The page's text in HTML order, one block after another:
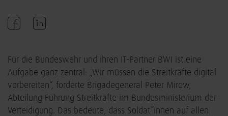
Für die Bundeswehr und ihren IT-Partner BWI ist eine
Aufgabe ganz zentral: „Wir müssen die Streitkräfte digital
vorbereiten“, forderte Brigadegeneral Peter Mirow,
Abteilung Führung Streitkräfte im Bundesministerium der
Verteidigung. Das bedeute, dass Soldat*innen auf allen